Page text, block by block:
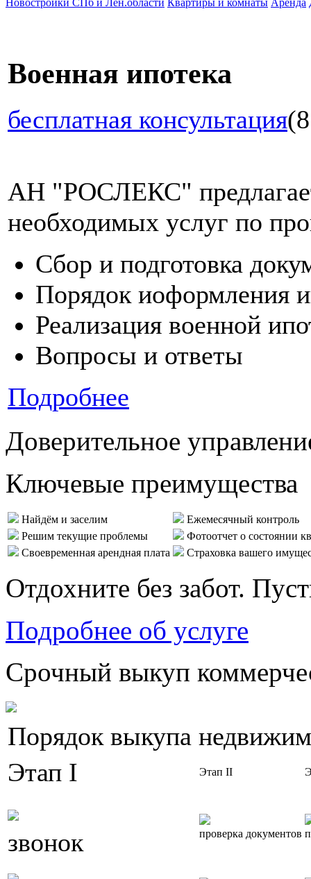
Военная ипотека
бесплатная консультация
АН "РОСЛЕКС"
необходимых услуг по
Сбор и подготовка
Порядок иоформления
Реализация военной
Вопросы и ответы
Подробнее
Доверительное
Ключевые преимущества
Найдём и заселим
Ежемесячный контроль
Решим текущие проблемы
Фотоотчет о состоянии
Своевременная арендная плата
Страховка вашего
Отдохните без забот.
Подробнее об услуге
Срочный выкуп
Порядок выкупа
Этап I
Этап II
звонок проверка документов